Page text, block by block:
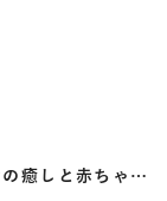
広島県広島市「産後ママの癒しと赤ちゃん…